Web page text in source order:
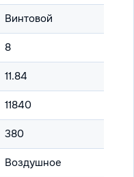
Винтовой
8
11.84
11840
380
Воздушное